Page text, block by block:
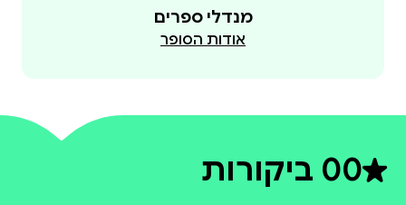
מנדלי ספרים
אודות הסופר
0דירוג ממוצע 0 מתוך 5
0 ביקורות